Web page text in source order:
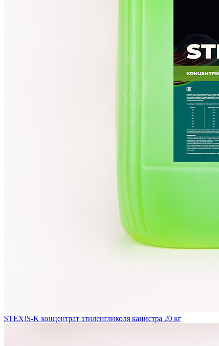
STEXIS-K концентрат этиленгликоля канистра 20 кг